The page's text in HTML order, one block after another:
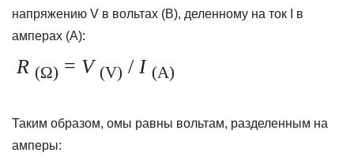
напряжению V в вольтах (В), деленному на ток I в
амперах (А):
R (Ω) = V (V) / I (A)
Таким образом, омы равны вольтам, разделенным на
амперы: